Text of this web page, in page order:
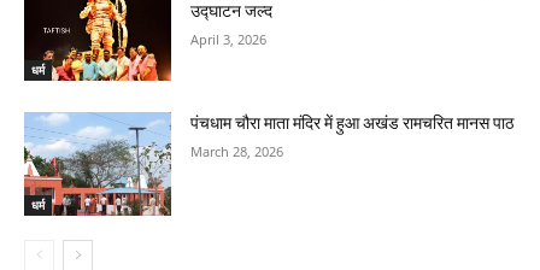
धर्म
उद्घाटन जल्द
April 3, 2026
धर्म
पंचधाम चौरा माता मंदिर में हुआ अखंड रामचरित मानस पाठ
March 28, 2026